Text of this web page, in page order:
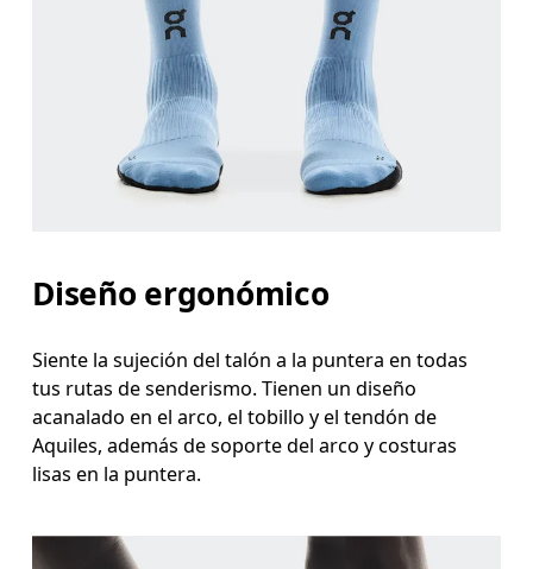
Diseño ergonómico
Siente la sujeción del talón a la puntera en todas
tus rutas de senderismo. Tienen un diseño
acanalado en el arco, el tobillo y el tendón de
Aquiles, además de soporte del arco y costuras
lisas en la puntera.